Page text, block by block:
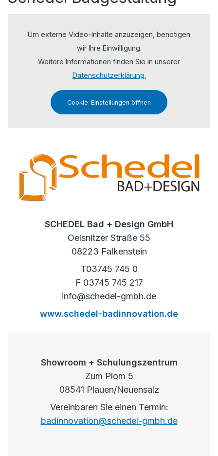
Um externe Video-Inhalte anzuzeigen, benötigen
wir Ihre Einwilligung.
Weitere Informationen finden Sie in unserer
Datenschutzerklärung.
Cookie-Einstellungen öffnen
SCHEDEL Bad + Design GmbH
Oelsnitzer Straße 55
08223 Falkenstein
T03745 745 0
F 03745 745 217
info@schedel-gmbh.de
www.schedel-badinnovation.de
Showroom + Schulungszentrum
Zum Plom 5
08541 Plauen/Neuensalz
Vereinbaren Sie einen Termin:
badinnovation@schedel-gmbh.de